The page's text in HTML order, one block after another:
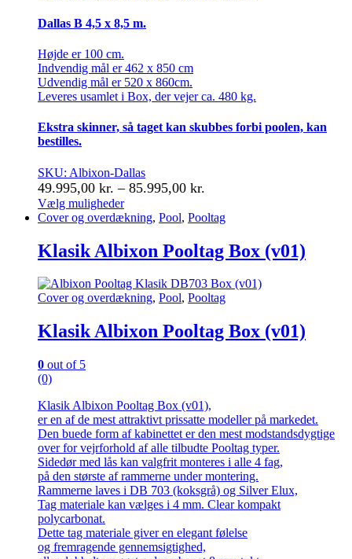
Dallas B 4,5 x 8,5 m.
Højde er 100 cm.
Indvendig mål er 462 x 850 cm
Udvendig mål er 520 x 860cm.
Leveres usamlet i Box, der vejer ca. 480 kg.
Ekstra skinner, så taget kan skubbes forbi poolen, kan
bestilles.
SKU: Albixon-Dallas
49.995,00 kr. – 85.995,00 kr.
til
Vælg muligheder
Dette
har
flere
Mulighederne
kan
på
varesiden
Cover og overdækning, Pool, Pooltag
Klasik Albixon Pooltag Box (v01)
Cover og overdækning, Pool, Pooltag
Klasik Albixon Pooltag Box (v01)
0 out of 5
(0)
Klasik Albixon Pooltag Box (v01),
er en af ​​de mest attraktivt prissatte modeller på markedet.
Den buede form af kabinettet er den mest modstandsdygtige
over for vejrforhold af alle tilbudte Pooltag typer.
Sidedør med lås kan valgfrit monteres i alle 4 fag,
på den største af rammerne under montering.
Rammerne laves i DB 703 (koksgrå) og Silver Elux,
Tag materiale kan vælges i 4 mm. Clearkompakt
polycarbonat.
Dette tag materiale giver en elegant følelse
og fremragende gennemsigtighed,